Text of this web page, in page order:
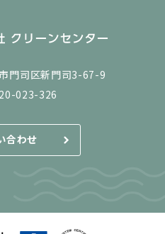
門司区新門司3-67-9
023-326
合わせ